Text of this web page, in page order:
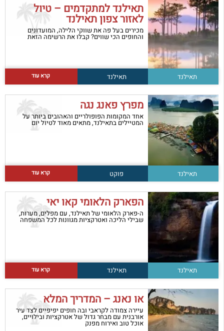
תאילנד למתקדמים – טיול
לאזור צפון תאילנד
מכירים בעל פה את שווקי הלילה, המועדונים
והחופים הכי שווים? קבלו את הרשימה הזאת
תאילנד תאילנד קרא עוד
מפרץ פאנג נגה
אחד המקומות הפופולריים והאהובים ביותר על
המטיילים בתאילנד, מתאים מאוד לטיול יום
תאילנד פוקט קרא עוד
הפארק הלאומי קאו יאי
ה-פארק הלאומי של תאילנד, עם מפלים, מערות,
שבילי הליכה ואטרקציות מגוונות לכל המשפחה
תאילנד תאילנד קרא עוד
או נאנג – המדריך המלא
עיירה צמודה לקראבי ובה חופים יפיפיים לצד עיר
אורבנית עם מבחר גדול של אטרקציות ובילויים,
אוכל טוב ואירוח מפנק